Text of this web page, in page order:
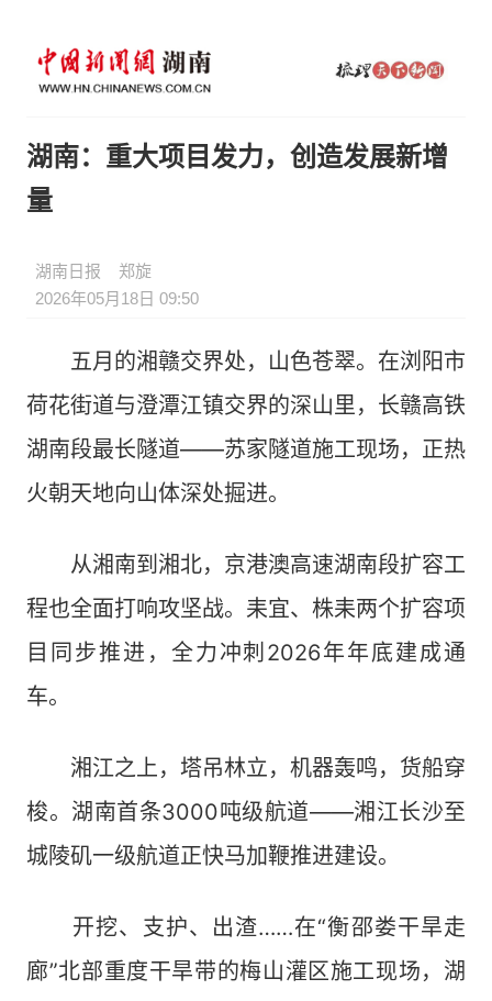
湖南：重大项目发力，创造发展新增
量
湖南日报
郑旋
2026年05月18日 09:50
五月的湘赣交界处，山色苍翠。在浏阳市
荷花街道与澄潭江镇交界的深山里，长赣高铁
湖南段最长隧道——苏家隧道施工现场，正热
火朝天地向山体深处掘进。
从湘南到湘北，京港澳高速湖南段扩容工
程也全面打响攻坚战。耒宜、株耒两个扩容项
目同步推进，全力冲刺2026年年底建成通
车。
湘江之上，塔吊林立，机器轰鸣，货船穿
梭。湖南首条3000吨级航道——湘江长沙至
城陵矶一级航道正快马加鞭推进建设。
开挖、支护、出渣……在“衡邵娄干旱走
廊”北部重度干旱带的梅山灌区施工现场，湖